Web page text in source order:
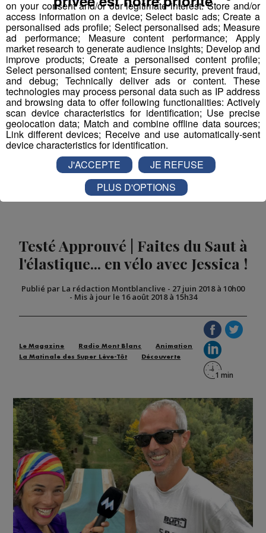
Serveur - serveuse
Technicien(ne) contrôle et qualité
mécanique travail métaux
Partager sur Facebook
Partager sur Twitter
Testé Approuvé | Faites du Saut à
l'élastique... en vélo avec Jessica !
Publié par La rédaction Montblanclive - 27 juin 2018 à 10h00
- Mis à jour le 16 août 2018 à 15h34
Le Magazine Radio Mont Blanc
Animation
La Matinale des Super Lève-Tôt
Découverte
on your consent and/or our legitimate interest: Store and/or
access information on a device; Select basic ads; Create a
personalised ads profile; Select personalised ads; Measure
ad performance; Measure content performance; Apply
market research to generate audience insights; Develop and
improve products; Create a personalised content profile;
Select personalised content; Ensure security, prevent fraud,
and debug; Technically deliver ads or content. These
technologies may process personal data such as IP address
and browsing data to offer following functionalities: Actively
scan device characteristics for identification; Use precise
geolocation data; Match and combine offline data sources;
Link different devices; Receive and use automatically-sent
device characteristics for identification.
J'ACCEPTE
JE REFUSE
PLUS D'OPTIONS